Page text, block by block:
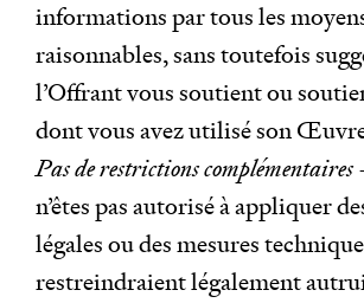
informations par tous les
raisonnables, sans toutefois
l’Offrant vous soutient ou
dont vous avez utilisé son
Pas de restrictions complémentaires
n’êtes pas autorisé à appliquer
légales ou des mesures
restreindraient légalement